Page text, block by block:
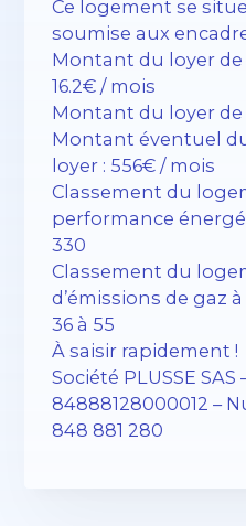
Ce logement se
soumise aux
Montant du loyer de
16.2€ / mois
Montant du loyer de
Montant éventuel
loyer : 556€ / mois
Classement du
performance
330
Classement du
d’émissions de gaz
36 à 55
À saisir rapidement !
Société PLUSSE SAS
84888128000012 –
848 881 280